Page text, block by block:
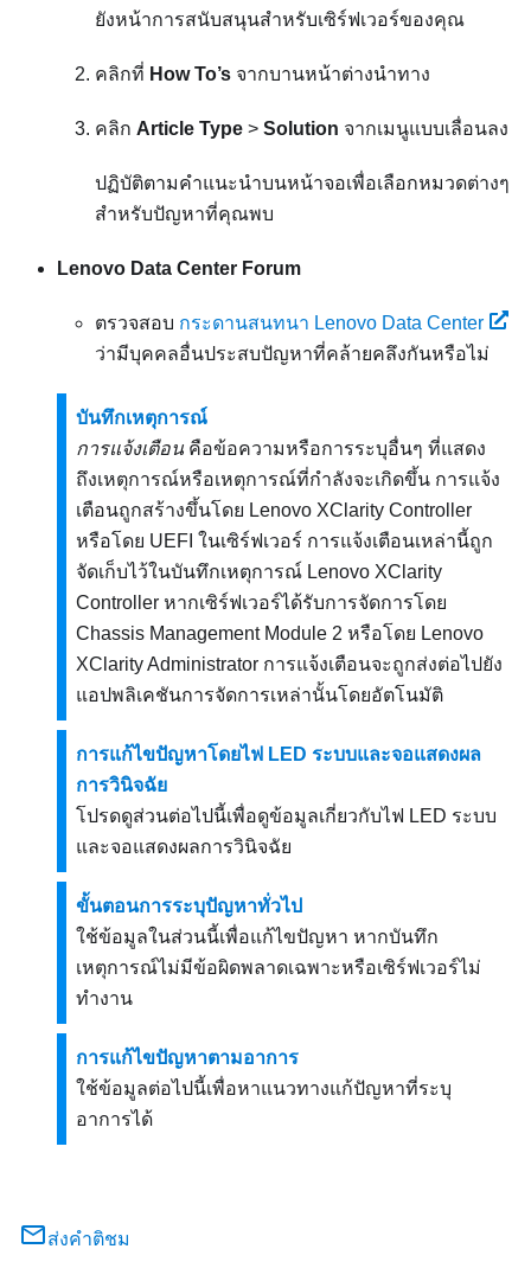
ยังหน้าการสนับสนุนสำหรับเซิร์ฟเวอร์ของคุณ
คลิกที่ How To’s จากบานหน้าต่างนำทาง
คลิก Article Type > Solution จากเมนูแบบเลื่อนลง
ปฏิบัติตามคำแนะนำบนหน้าจอเพื่อเลือกหมวดต่างๆ
สำหรับปัญหาที่คุณพบ
Lenovo Data Center Forum
ตรวจสอบ กระดานสนทนา Lenovo Data Center
ว่ามีบุคคลอื่นประสบปัญหาที่คล้ายคลึงกันหรือไม่
บันทึกเหตุการณ์
การแจ้งเตือน คือข้อความหรือการระบุอื่นๆ ที่แสดง
ถึงเหตุการณ์หรือเหตุการณ์ที่กำลังจะเกิดขึ้น การแจ้ง
เตือนถูกสร้างขึ้นโดย Lenovo XClarity Controller
หรือโดย UEFI ในเซิร์ฟเวอร์ การแจ้งเตือนเหล่านี้ถูก
จัดเก็บไว้ในบันทึกเหตุการณ์ Lenovo XClarity
Controller หากเซิร์ฟเวอร์ได้รับการจัดการโดย
Chassis Management Module 2 หรือโดย Lenovo
XClarity Administrator การแจ้งเตือนจะถูกส่งต่อไปยัง
แอปพลิเคชันการจัดการเหล่านั้นโดยอัตโนมัติ
การแก้ไขปัญหาโดยไฟ LED ระบบและจอแสดงผล
การวินิจฉัย
โปรดดูส่วนต่อไปนี้เพื่อดูข้อมูลเกี่ยวกับไฟ LED ระบบ
และจอแสดงผลการวินิจฉัย
ขั้นตอนการระบุปัญหาทั่วไป
ใช้ข้อมูลในส่วนนี้เพื่อแก้ไขปัญหา หากบันทึก
เหตุการณ์ไม่มีข้อผิดพลาดเฉพาะหรือเซิร์ฟเวอร์ไม่
ทำงาน
การแก้ไขปัญหาตามอาการ
ใช้ข้อมูลต่อไปนี้เพื่อหาแนวทางแก้ปัญหาที่ระบุ
อาการได้
ส่งคำติชม